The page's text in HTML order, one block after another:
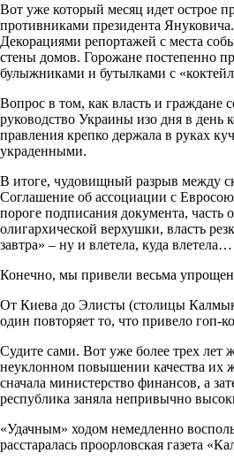
Вот уже который месяц идет острое
противниками президента
Декорациями репортажей с места
стены домов. Горожане постепенно
булыжниками и бутылками с
Вопрос в том, как власть и граждане
руководство Украины изо дня в
правления крепко держала в руках
украденными.
В итоге, чудовищный разрыв между
Соглашение об ассоциации с
пороге подписания документа, часть
олигархической верхушки, власть
завтра» – ну и влетела, куда влетела…
Конечно, мы привели весьма
От Киева до Элисты (столицы
один повторяет то, что привело гоп-
Судите сами. Вот уже более трех лет
неуклонном повышении качества их
сначала министерство финансов, а
республика заняла непривычно
«Удачным» ходом немедленно
расстаралась проорловская газета